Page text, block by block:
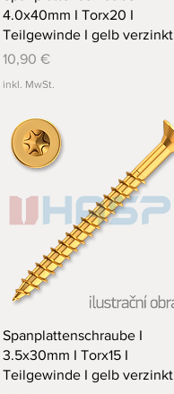
4.0x40mm I Torx20 I
Teilgewinde I gelb verzinkt
Preis
10,90 €
inkl. MwSt.
Schnellansicht
Spanplattenschraube I
3.5x30mm I Torx15 I
Teilgewinde I gelb verzinkt